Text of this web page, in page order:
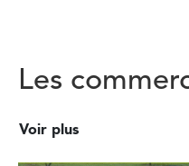
Les
Voir plus